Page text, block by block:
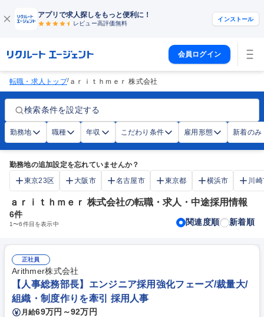
アプリで求人探しをもっと便利に！
レビュー高評価無料
インストール
会員ログイン
転職・求人トップ/ ａｒｉｔｈｍｅｒ 株式会社
検索条件を設定する
勤務地 職種 年収 こだわり条件 雇用形態 新着のみ
勤務地の追加設定を忘れていませんか？
東京23区
大阪市 名古屋市 東京都 横浜市 川
ａｒｉｔｈｍｅｒ 株式会社の転職・求人・中途採用情報
6件
1〜6件目を表示中 関連度順 新着順
正社員
Arithmer株式会社
【人事総務部長】エンジニア採用強化フェーズ/裁量大/
組織・制度作りを牽引 採用人事
月給69万円～92万円